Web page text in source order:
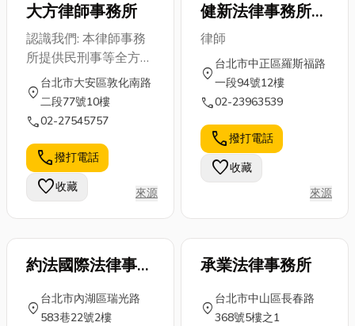
大方律師事務所
認識我們: 本律師事務
所提供民刑事等全方位
之法律服務。包括一般
民刑事訴訟、刑事辯
護、房地產糾紛、契約
務
location_on
台北市大安區敦化南路
二段77號10樓
call02-27545757
call撥打電話
favorite收藏 來源
健新法律事務所
立騰法律事務所
律師
location_on
台北市中正區羅斯福路
一段94號12樓
call02-23963539
call撥打電話
favorite收藏
來源
約法國際法律事務
location_on
台北市內湖區瑞光路
583巷22號2樓
承業法律事務所
location_on
台北市中山區長春路
368號5樓之1